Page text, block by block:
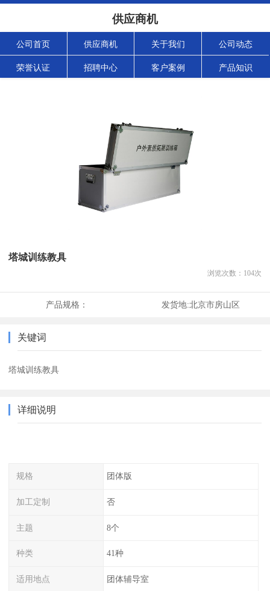
供应商机
公司首页 供应商机 关于我们 公司动态
荣誉认证 招聘中心 客户案例 产品知识
塔城训练教具
浏览次数： 104次
产品规格： 发货地:北京市房山区
关键词
塔城训练教具
详细说明
规格 团体版
加工定制 否
主题 8个
种类 41种
适用地点 团体辅导室